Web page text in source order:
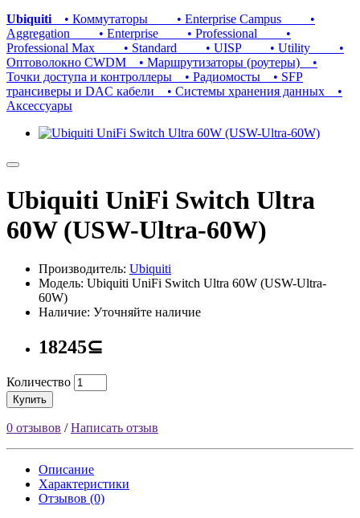
Ubiquiti
• Коммутаторы • Enterprise Campus
•
Aggregation
• Enterprise • Professional
•
Professional Max
• Standard • UISP • Utility
•
Оптоволокно CWDM
• Маршрутизаторы (роутеры)
•
Точки доступа и контроллеры
• Радиомосты
• SFP
трансиверы и DAC кабели
• Системы хранения данных
•
Аксессуары
Ubiquiti UniFi Switch Ultra
60W (USW-Ultra-60W)
Производитель: Ubiquiti
Модель: Ubiquiti UniFi Switch Ultra 60W (USW-Ultra-
60W)
Наличие: Уточняйте наличие
18245⊆
Количество
Купить
0 отзывов /Написать отзыв
Описание
Характеристики
Отзывов (0)